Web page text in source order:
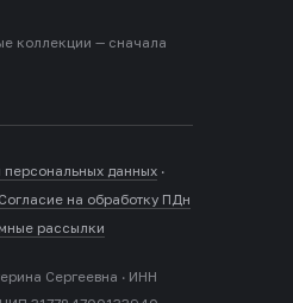
коллекции — сначала
персональных данных ·
Согласие на обработку ПДн
рассылки
Сергеевна · ИНН